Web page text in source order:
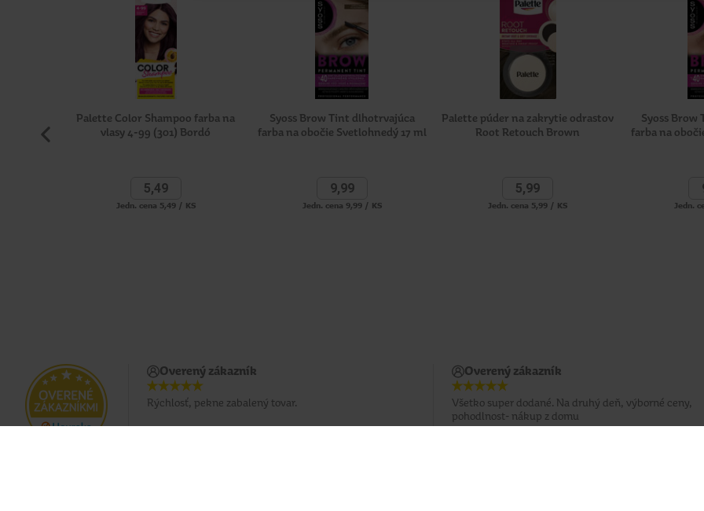
Palette Color Shampoo farba na
vlasy 4-99 (301) Bordó
5,49
Jedn. cena 5,49 / KS
Syoss Brow Tint dlhotrvajúca
farba na obočie Svetlohnedý 17 ml
9,99
Jedn. cena 9,99 / KS
Palette púder na zakrytie odrastov
Root Retouch Brown
5,99
Jedn. cena 5,99 / KS
Syoss
farba na
Jedn.
Overený zákazník
Rýchlosť, pekne zabalený tovar.
Overený zákazník
Všetko super dodané. Na druhý deň, výborné ceny,
pohodlnost- nákup z domu